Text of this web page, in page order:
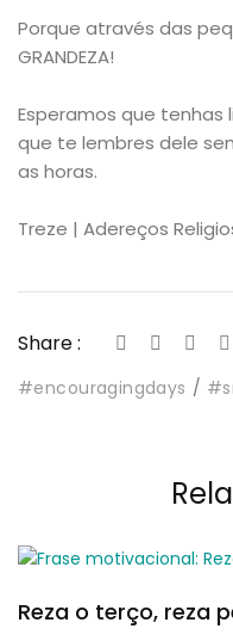
Porque através das
GRANDEZA!
Esperamos que
que te lembres dele
as horas.
Treze | Adereços
Share :
#encouragingdays
Reza o terço, reza